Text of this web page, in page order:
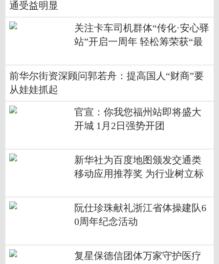
通受益明显
关注卡车司机群体“传化·安心驿
站”开启一周年 轻松筹荣获“最
前华尔街资深顾问郭若舟：提高国人“财商”要
从娃娃抓起
官宣：你我您福州站即将盛大
开城 1月2日强势开团
新华社为百度地图颁发交通类
移动应用推荐奖 为行业树立标
阮仕珍珠献礼浙江省体操建队6
0周年纪念活动
复星保德信团体万家守护医疗